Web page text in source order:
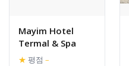
Mayim Hotel
Termal & Spa
★ 평점 –